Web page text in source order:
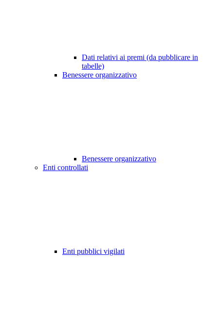
Dati relativi ai premi (da pubblicare in
tabelle)
Benessere organizzativo
Benessere organizzativo
Enti controllati
Enti pubblici vigilati